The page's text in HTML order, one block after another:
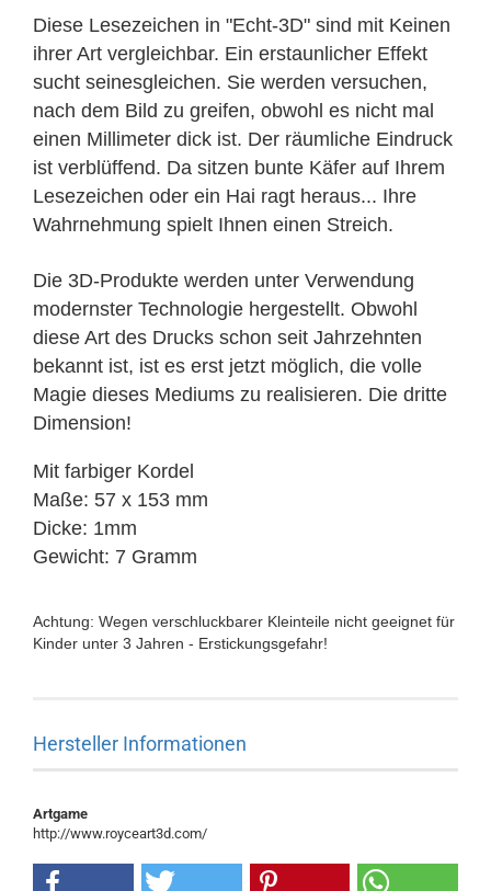
Diese Lesezeichen in "Echt-3D" sind mit Keinen
ihrer Art vergleichbar. Ein erstaunlicher Effekt
sucht seinesgleichen. Sie werden versuchen,
nach dem Bild zu greifen, obwohl es nicht mal
einen Millimeter dick ist. Der räumliche Eindruck
ist verblüffend. Da sitzen bunte Käfer auf Ihrem
Lesezeichen oder ein Hai ragt heraus... Ihre
Wahrnehmung spielt Ihnen einen Streich.
Die 3D-Produkte werden unter Verwendung
modernster Technologie hergestellt. Obwohl
diese Art des Drucks schon seit Jahrzehnten
bekannt ist, ist es erst jetzt möglich, die volle
Magie dieses Mediums zu realisieren. Die dritte
Dimension!
Mit farbiger Kordel
Maße: 57 x 153 mm
Dicke: 1mm
Gewicht: 7 Gramm
Achtung: Wegen verschluckbarer Kleinteile nicht geeignet für
Kinder unter 3 Jahren - Erstickungsgefahr!
Hersteller Informationen
Artgame
http://www.royceart3d.com/